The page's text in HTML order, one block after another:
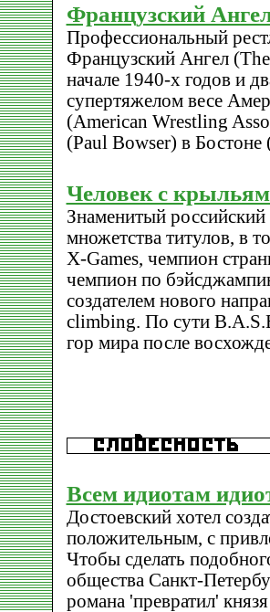
Французский
Профессиональный
Французский Ангел
начале 1940-х годов и
супертяжелом весе
(American Wrestling
(Paul Bowser) в Бостоне
Человек с
Знаменитый российский
множетства титулов, в
X-Games, чемпион
чемпион по
создателем нового
climbing. По сути
гор мира после
Всем идиотам
Достоевский хотел
положительным, с
Чтобы сделать
общества Санкт-
романа 'превратил'